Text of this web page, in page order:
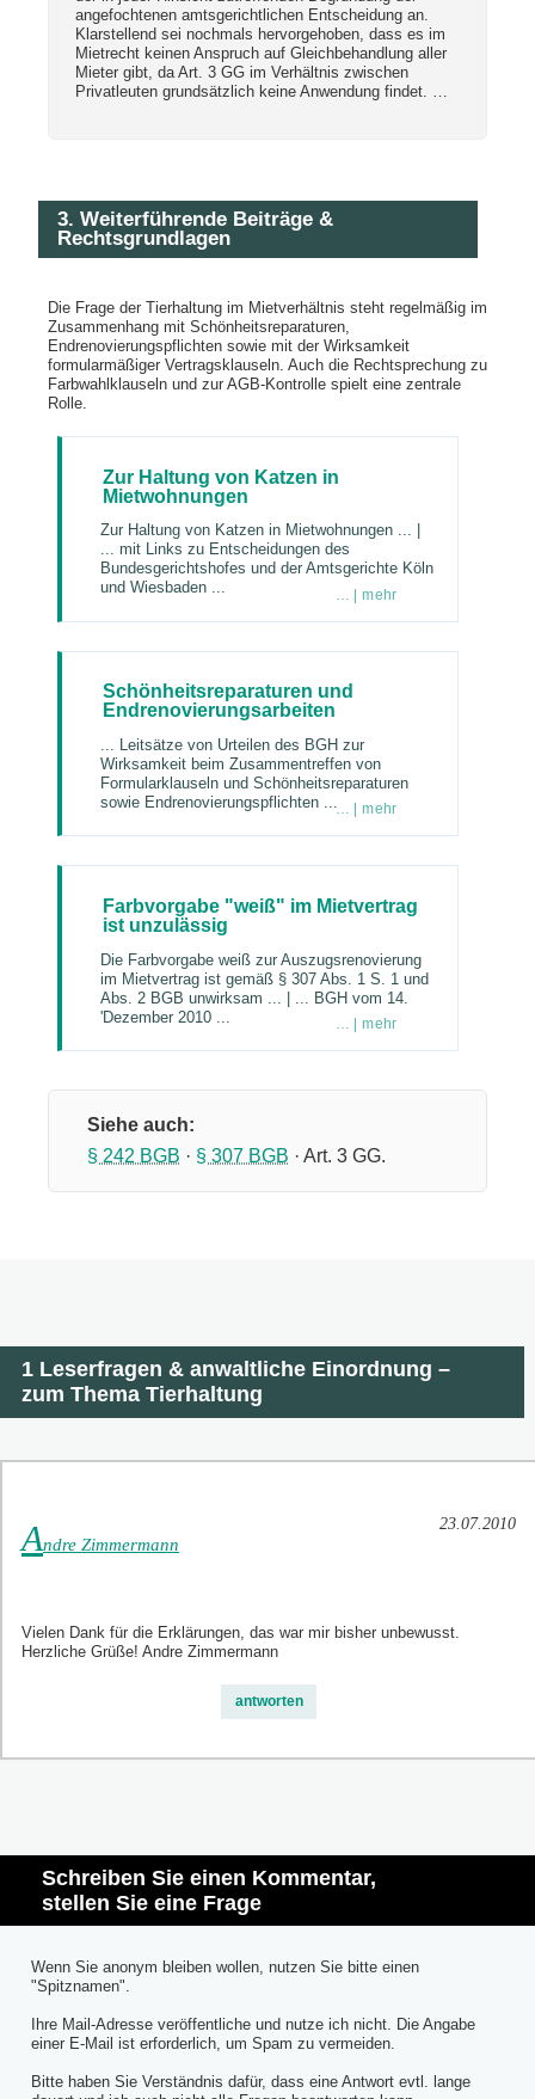
angefochtenen amtsgerichtlichen Entscheidung an.
Klarstellend sei nochmals hervorgehoben, dass es im
Mietrecht keinen Anspruch auf Gleichbehandlung aller
Mieter gibt, da Art. 3 GG im Verhältnis zwischen
Privatleuten grundsätzlich keine Anwendung findet. …
3. Weiterführende Beiträge &
Rechtsgrundlagen
Die Frage der Tierhaltung im Mietverhältnis steht regelmäßig im
Zusammenhang mit Schönheitsreparaturen,
Endrenovierungspflichten sowie mit der Wirksamkeit
formularmäßiger Vertragsklauseln. Auch die Rechtsprechung zu
Farbwahlklauseln und zur AGB-Kontrolle spielt eine zentrale
Rolle.
Zur Haltung von Katzen in
Mietwohnungen
Zur Haltung von Katzen in Mietwohnungen ... |
... mit Links zu Entscheidungen des
Bundesgerichtshofes und der Amtsgerichte Köln
und Wiesbaden ...
… | mehr
Schönheitsreparaturen und
Endrenovierungsarbeiten
... Leitsätze von Urteilen des BGH zur
Wirksamkeit beim Zusammentreffen von
Formularklauseln und Schönheitsreparaturen
sowie Endrenovierungspflichten ...… | mehr
Farbvorgabe "weiß" im Mietvertrag
ist unzulässig
Die Farbvorgabe weiß zur Auszugsrenovierung
im Mietvertrag ist gemäß § 307 Abs. 1 S. 1 und
Abs. 2 BGB unwirksam ... | ... BGH vom 14.
'Dezember 2010 ...
… | mehr
Siehe auch:
§ 242 BGB · § 307 BGB · Art. 3 GG.
1 Leserfragen & anwaltliche Einordnung –
zum Thema Tierhaltung
Andre Zimmermann
23.07.2010
Vielen Dank für die Erklärungen, das war mir bisher unbewusst.
Herzliche Grüße! Andre Zimmermann
antworten
Schreiben Sie einen Kommentar,
stellen Sie eine Frage
Wenn Sie anonym bleiben wollen, nutzen Sie bitte einen
"Spitznamen".
Ihre Mail-Adresse veröffentliche und nutze ich nicht. Die Angabe
einer E-Mail ist erforderlich, um Spam zu vermeiden.
Bitte haben Sie Verständnis dafür, dass eine Antwort evtl. lange